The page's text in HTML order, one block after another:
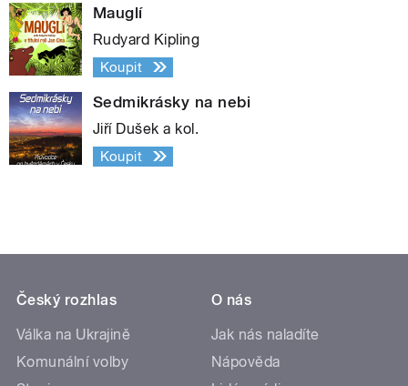
Mauglí
Rudyard Kipling
Koupit
Sedmikrásky na nebi
Jiří Dušek a kol.
Koupit
Český rozhlas
Válka na Ukrajině
Komunální volby
O nás
Jak nás naladíte
Nápověda